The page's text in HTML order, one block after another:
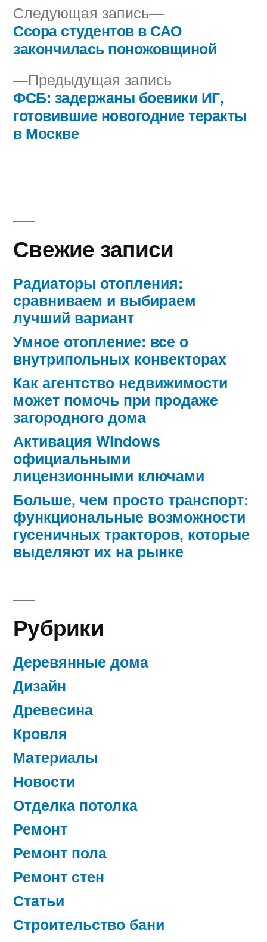
Навигация
записям
Предыдущая запись
запись:
ФСБ: задержаны боевики ИГ,
готовившие новогодние теракты
в Москве
Следующая запись
Следующая
запись:
Ссора студентов в САО
закончилась поножовщиной
Свежие записи
Радиаторы отопления:
сравниваем и выбираем
лучший вариант
Умное отопление: все о
внутрипольных конвекторах
Как агентство недвижимости
может помочь при продаже
загородного дома
Активация Windows
официальными
лицензионными ключами
Больше, чем просто транспорт:
функциональные возможности
гусеничных тракторов, которые
выделяют их на рынке
Рубрики
Деревянные дома
Дизайн
Древесина
Кровля
Материалы
Новости
Отделка потолка
Ремонт
Ремонт пола
Ремонт стен
Статьи
Строительство бани